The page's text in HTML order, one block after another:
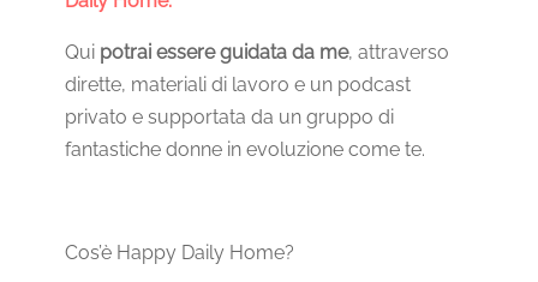
Qui potrai essere guidata da me, attraverso
dirette, materiali di lavoro e un podcast
privato e supportata da un gruppo di
fantastiche donne in evoluzione come te.
Cos’è Happy Daily Home?